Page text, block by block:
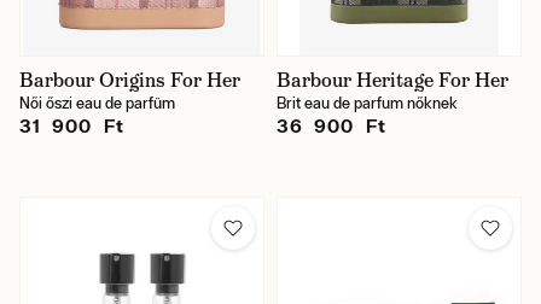
Barbour Origins For Her
Női őszi eau de parfüm
31 900 Ft
Barbour Heritage For Her
Brit eau de parfum nőknek
36 900 Ft